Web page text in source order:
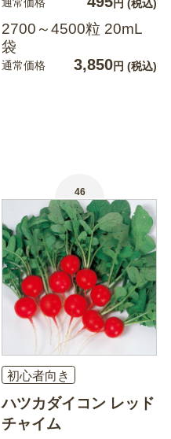
円 (税込)
2700～4500粒 20mL
袋
通常価格 3,850円 (税込)
46
初心者向き
ハツカダイコン レッド
チャイム